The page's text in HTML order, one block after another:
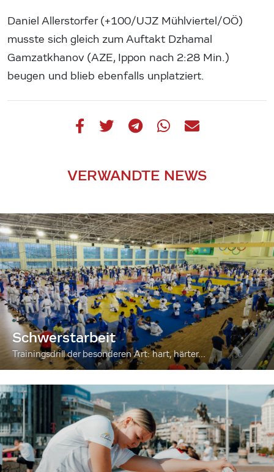
Daniel Allerstorfer (+100/UJZ Mühlviertel/OÖ)
musste sich gleich zum Auftakt Dzhamal
Gamzatkhanov (AZE, Ippon nach 2:28 Min.)
beugen und blieb ebenfalls unplatziert.
VERWANDTE NEWS
Schwerstarbeit
Trainingsdrill der besonderen Art: hart, härter...